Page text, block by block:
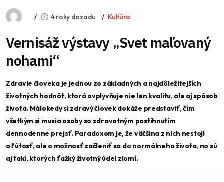
4 roky dozadu Kultúra
Vernisáž výstavy „Svet maľovaný
nohami“
Zdravie človeka je jednou zo základných a najdôležitejších
životných hodnôt, ktorá ovplyvňuje nie len kvalitu, ale aj spôsob
života. Málokedy si zdravý človek dokáže predstaviť, čím
všetkým si musia osoby so zdravotným postihnutím
dennodenne prejsť. Paradoxom je, že väčšina z nich nestojí
o ľútosť, ale o možnosť začleniť sa do normálneho života, no sú
aj takí, ktorých ťažký životný údel zlomí.